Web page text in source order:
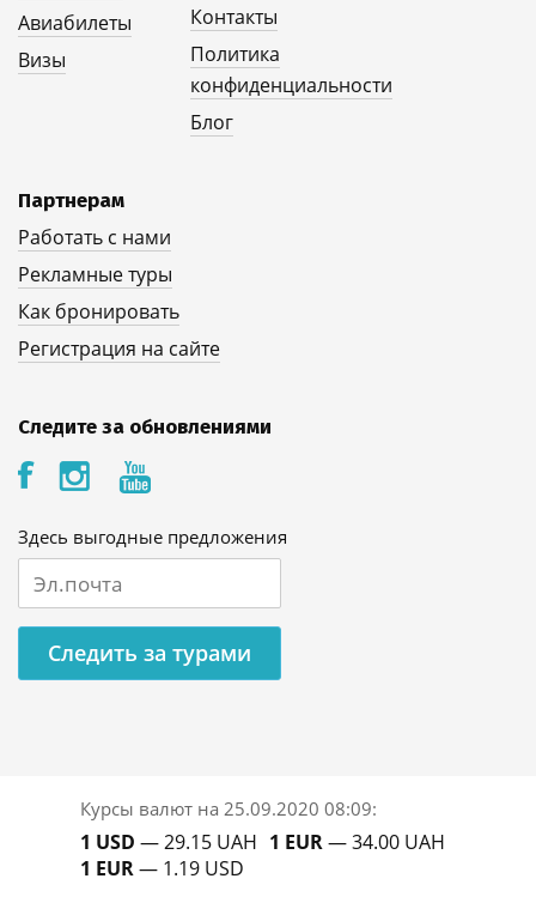
Авиабилеты
Визы
Контакты
Политика
конфиденциальности
Блог
Партнерам
Работать с нами
Рекламные туры
Как бронировать
Регистрация на сайте
Следите за обновлениями
Здесь выгодные предложения
Следить за турами
Курсы валют на 25.09.2020 08:09:
1 USD — 29.15 UAH
1 EUR— 1.19 USD
1 EUR— 34.00 UAH